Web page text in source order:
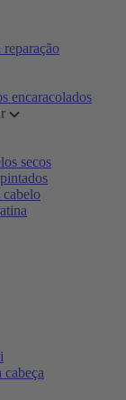
reparação
encaracolados
secos
cabelo
cabeça